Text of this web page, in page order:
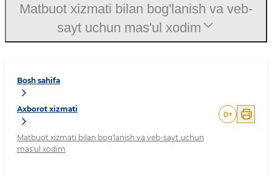
Bosh sahifa
Axborot xizmati
Matbuot xizmati bilan bog'lanish va veb-sayt uchun
mas'ul xodim
0+
Matbuot xizmati bilan bog'lanish va veb-
sayt uchun mas'ul xodim